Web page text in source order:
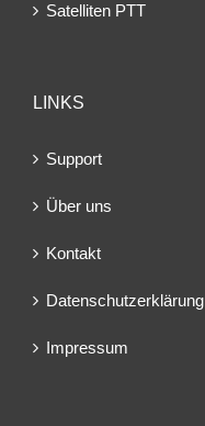
Satelliten PTT
LINKS
Support
Über uns
Kontakt
Datenschutzerklärung
Impressum